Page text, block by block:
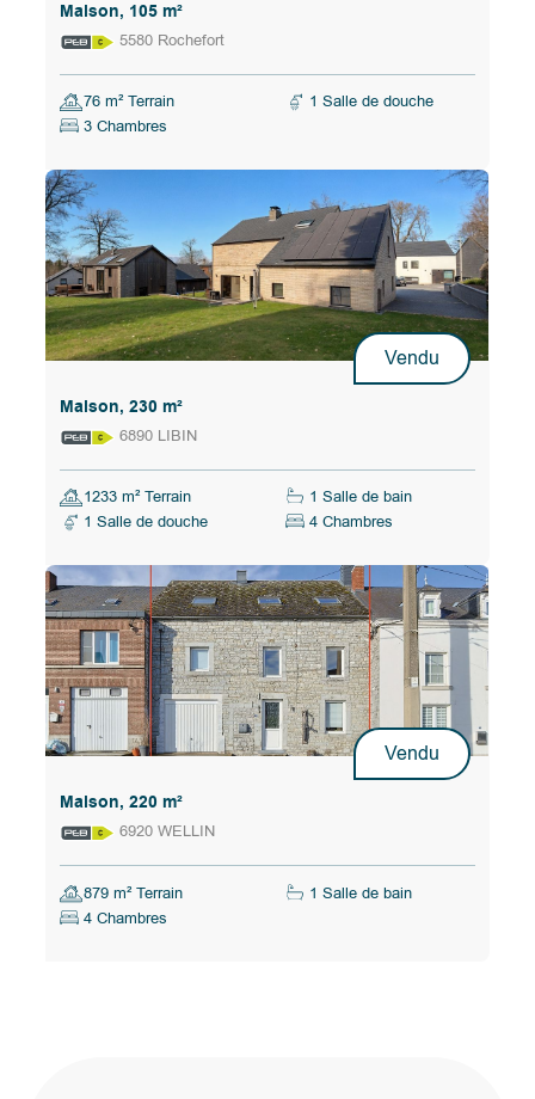
Maison, 105 m²
5580 Rochefort
76 m² Terrain
1 Salle de douche
3 Chambres
Vendu
Maison, 230 m²
6890 LIBIN
1233 m² Terrain
1 Salle de bain
1 Salle de douche
4 Chambres
Vendu
Maison, 220 m²
6920 WELLIN
879 m² Terrain
1 Salle de bain
4 Chambres